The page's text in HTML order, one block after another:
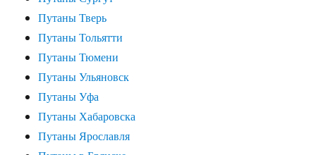
Путаны Тверь
Путаны Тольятти
Путаны Тюмени
Путаны Ульяновск
Путаны Уфа
Путаны Хабаровска
Путаны Ярославля